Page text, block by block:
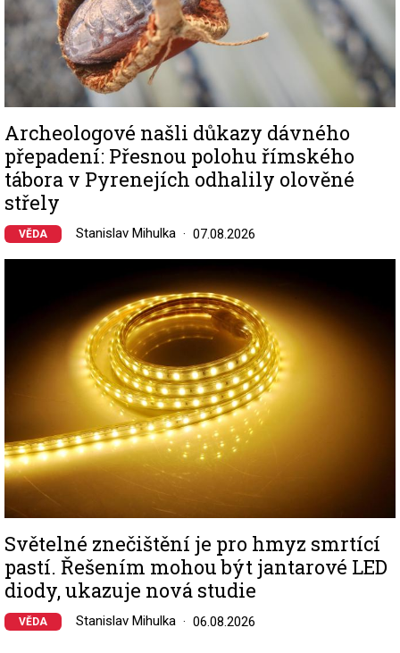
Archeologové našli důkazy dávného
přepadení: Přesnou polohu římského
tábora v Pyrenejích odhalily olověné
střely
VĚDA Stanislav Mihulka 07.08.2026
Světelné znečištění je pro hmyz smrtící
pastí. Řešením mohou být jantarové LED
diody, ukazuje nová studie
VĚDA Stanislav Mihulka 06.08.2026